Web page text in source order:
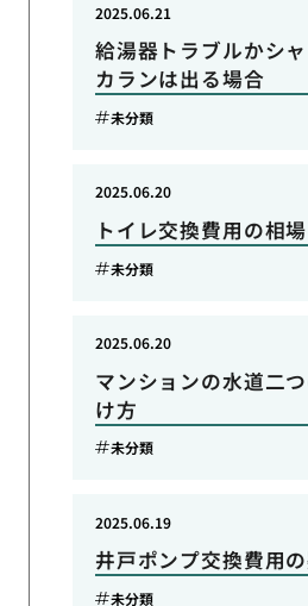
給湯器トラブルかシ
カランは出る場合
2025.06.21
未分類
トイレ交換費用の相
2025.06.20
未分類
マンションの水道二
け方
2025.06.20
未分類
井戸ポンプ交換費用
2025.06.19
未分類